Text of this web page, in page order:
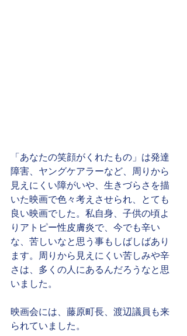
「あなたの笑顔がくれたもの」は発達
障害、ヤングケアラーなど、周りから
見えにくい障がいや、生きづらさを描
いた映画で色々考えさせられ、とても
良い映画でした。私自身、子供の頃よ
りアトピー性皮膚炎で、今でも辛い
な、苦しいなと思う事もしばしばあり
ます。周りから見えにくい苦しみや辛
さは、多くの人にあるんだろうなと思
いました。
映画会には、藤原町長、渡辺議員も来
られていました。